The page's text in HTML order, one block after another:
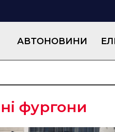
АВТОНОВИНИ
фургони